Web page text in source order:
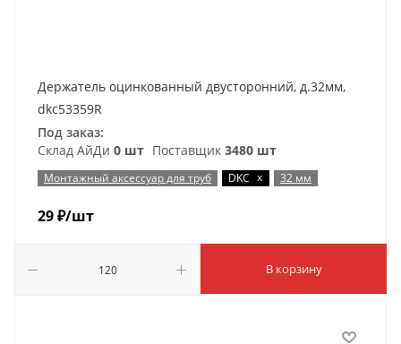
Держатель оцинкованный двусторонний, д.32мм,
dkc53359R
Под заказ:
Склад АйДи 0 шт Поставщик 3480 шт
Монтажный аксессуар для труб DKC x 32 мм
29₽/шт
В корзину